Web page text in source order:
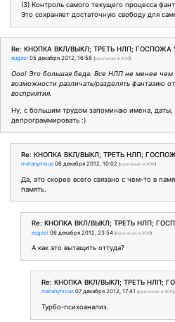
(3) Контроль самого текущего процесса
Это сохраняет достаточную свободу для
Re: КНОПКА ВКЛ/ВЫКЛ; ТРЕТЬ НЛП; ГОСПОЖА
eugzol 05 декабря 2012, 16:58 (оригинал в ЖЖ)
Ооо! Это большая беда. Все НЛП не менее чем
возможности различать/разделять фантазию
восприятия.
Ну, с большим трудом запоминаю имена, даты,
депрограммировать :)
Re: КНОПКА ВКЛ/ВЫКЛ; ТРЕТЬ НЛП;
metanymous 06 декабря 2012, 10:02 (оригинал в ЖЖ)
Да, это скорее всего связано с чем-то в
память.
Re: КНОПКА ВКЛ/ВЫКЛ; ТРЕТЬ НЛП;
eugzol 06 декабря 2012, 23:54 (оригинал в ЖЖ)
А как это вытащить оттуда?
Re: КНОПКА ВКЛ/ВЫКЛ; ТРЕТЬ НЛП;
metanymous 07 декабря 2012, 17:41 (оригинал в ЖЖ)
Турбо-психоанализ.